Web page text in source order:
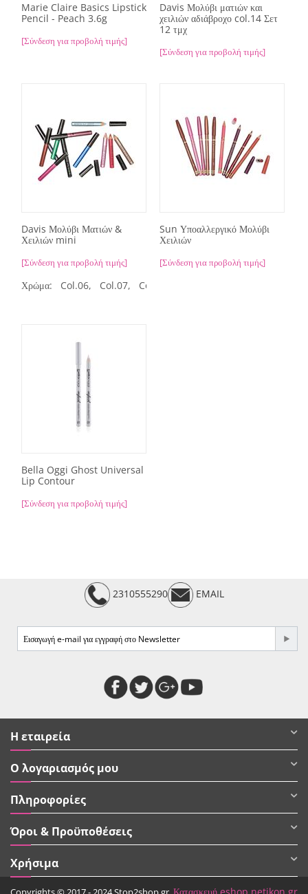
Marie Claire Basics Lipstick
Pencil - Peach 3.6g
[Σύνδεση για προβολή τιμής]
Davis Μολύβι ματιών και
χειλιών αδιάβροχο col.14 Σετ
12 τμχ
[Σύνδεση για προβολή τιμής]
Davis Μολύβι Ματιών &
Χειλιών mini
[Σύνδεση για προβολή τιμής]
Χρώμα: Col.06, Col.07, Col.12,
Sun Υποαλλεργικό Μολύβι
Χειλιών
[Σύνδεση για προβολή τιμής]
Bella Oggi Ghost Universal
Lip Contour
[Σύνδεση για προβολή τιμής]
2310555290 EMAIL
Η εταιρεία
Ο λογαριασμός μου
Πληροφορίες
Όροι & Προϋποθέσεις
Χρήσιμα